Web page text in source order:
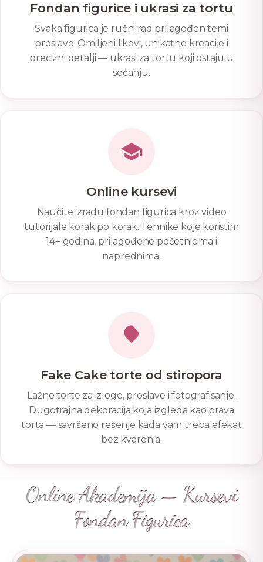
Fondan figurice i ukrasi za tortu
Svaka figurica je ručni rad prilagođen temi
proslave. Omiljeni likovi, unikatne kreacije i
precizni detalji — ukrasi za tortu koji ostaju u
sećanju.
Online kursevi
Naučite izradu fondan figurica kroz video
tutorijale korak po korak. Tehnike koje koristim
14+ godina, prilagođene početnicima i
naprednima.
Fake Cake torte od stiropora
Lažne torte za izloge, proslave i fotografisanje.
Dugotrajna dekoracija koja izgleda kao prava
torta — savršeno rešenje kada vam treba efekat
bez kvarenja.
Online Akademija — Kursevi
Fondan Figurica